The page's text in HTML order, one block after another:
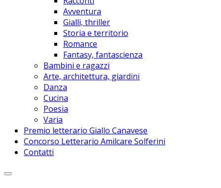
Avventura
Gialli, thriller
Storia e territorio
Romance
Fantasy, fantascienza
Bambini e ragazzi
Arte, architettura, giardini
Danza
Cucina
Poesia
Varia
Premio letterario Giallo Canavese
Concorso Letterario Amilcare Solferini
Contatti